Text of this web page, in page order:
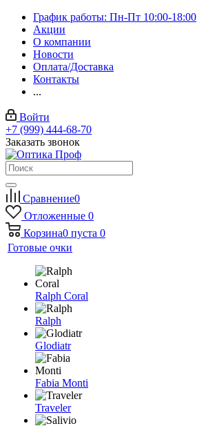
График работы: Пн-Пт 10:00-18:00
Акции
О компании
Новости
Оплата/Доставка
Контакты
...
Войти
+7 (999) 444-68-70
Заказать звонок
Сравнение0
Отложенные 0
Корзина0 пуста 0
Готовые очки
Ralph Coral
Ralph
Glodiatr
Fabia Monti
Traveler